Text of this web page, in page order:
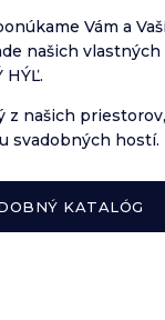
Vám a
našich
HÝĽ.
z našich
svadobných hostí.
KATALÓG